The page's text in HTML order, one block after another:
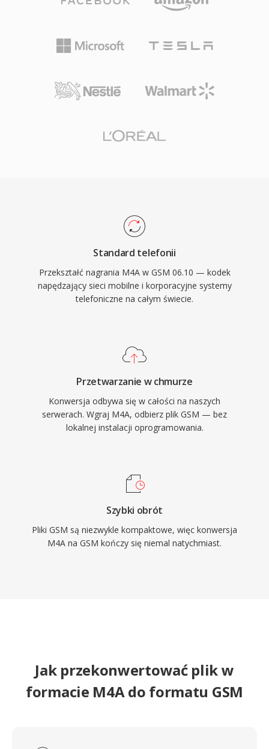
Standard telefonii
Przekształć nagrania M4A w GSM 06.10 — kodek
napędzający sieci mobilne i korporacyjne systemy
telefoniczne na całym świecie.
Przetwarzanie w chmurze
Konwersja odbywa się w całości na naszych
serwerach. Wgraj M4A, odbierz plik GSM — bez
lokalnej instalacji oprogramowania.
Szybki obrót
Pliki GSM są niezwykle kompaktowe, więc konwersja
M4A na GSM kończy się niemal natychmiast.
Jak przekonwertować plik w
formacie M4A do formatu GSM